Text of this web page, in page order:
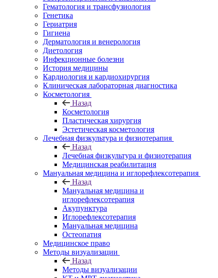
Гематология и трансфузиология
Генетика
Гериатрия
Гигиена
Дерматология и венерология
Диетология
Инфекционные болезни
История медицины
Кардиология и кардиохирургия
Клиническая лабораторная диагностика
Косметология
Назад
Косметология
Пластическая хирургия
Эстетическая косметология
Лечебная физкультура и физиотерапия
Назад
Лечебная физкультура и физиотерапия
Медицинская реабилитация
Мануальная медицина и иглорефлексотерапия
Назад
Мануальная медицина и
иглорефлексотерапия
Акупунктура
Иглорефлексотерапия
Мануальная медицина
Остеопатия
Медицинское право
Методы визуализации
Назад
Методы визуализации